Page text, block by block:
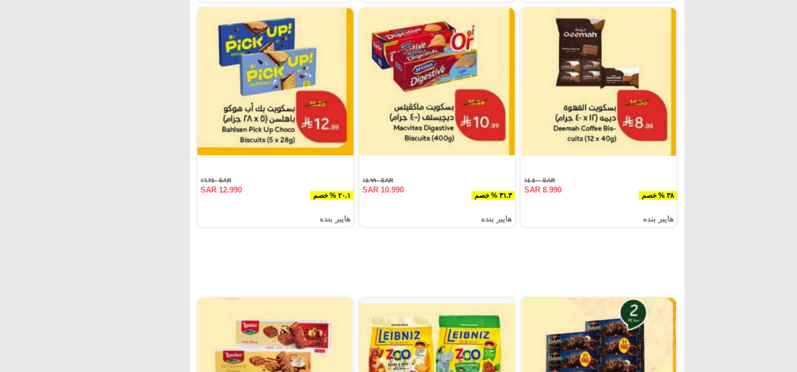
٣٨ % خصم
SAR ١٤.٥٠٠
SAR 8.990
هايبر بنده
٣١.٣ % خصم
SAR ١٥.٩٩٠
SAR 10.990
هايبر بنده
٢٠.١ % خصم
SAR ١٦.٢٥٠
SAR 12.990
هايبر بنده